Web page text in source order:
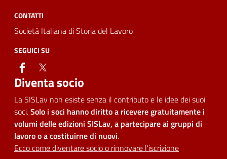
CONTATTI
Società Italiana di Storia del Lavoro
SEGUICI SU
facebook
Diventa socio
La SISLav non esiste senza il contributo e le idee dei suoi
soci.Solo i soci hanno diritto a ricevere gratuitamente i
volumi delle edizioni SISLav, a partecipare ai gruppi di
lavoro o a costituirne di nuovi.
Ecco come diventare socio o rinnovare l'iscrizione